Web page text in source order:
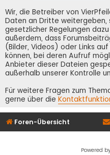
Wir, die Betreiber von
Daten an Dritte weitergeben,
gesetzlicher Regelungen
außerdem, dass
(Bilder, Videos) oder Links
können, bei deren Aufruf
Anbieter dieser Dateien
außerhalb unserer Kontrolle
Für weitere Fragen zum
gerne über die
Foren-Übersicht
Powered